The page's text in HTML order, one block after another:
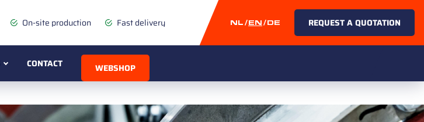
On-site production Fast delivery NL EN DE REQUEST A QUOTATION
CONTACT
WEBSHOP